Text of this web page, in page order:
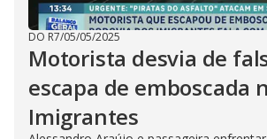
DO R7/05/05/2025
Motorista desvia de
escapa de emboscada
Imigrantes